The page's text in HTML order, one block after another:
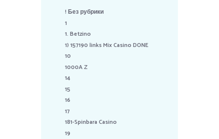
! Без рубрики
1
1. Betzino
1) 157190 links Mix Casino DONE
10
1000A Z
14
15
16
17
181-Spinbara Casino
19